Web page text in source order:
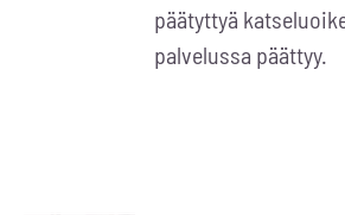
päätyttyä
palvelussa päättyy.